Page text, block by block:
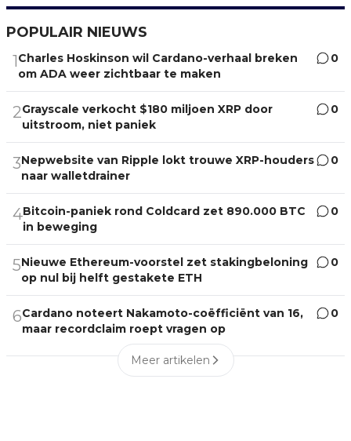
POPULAIR NIEUWS
1Charles Hoskinson wil Cardano-verhaal breken
om ADA weer zichtbaar te maken
0
2Grayscale verkocht $180 miljoen XRP door
uitstroom, niet paniek
0
3Nepwebsite van Ripple lokt trouwe XRP-houders
naar walletdrainer
0
4Bitcoin-paniek rond Coldcard zet 890.000 BTC
in beweging
0
5Nieuwe Ethereum-voorstel zet stakingbeloning
op nul bij helft gestakete ETH
0
6Cardano noteert Nakamoto-coëfficiënt van 16,
maar recordclaim roept vragen op
0
Meer artikelen